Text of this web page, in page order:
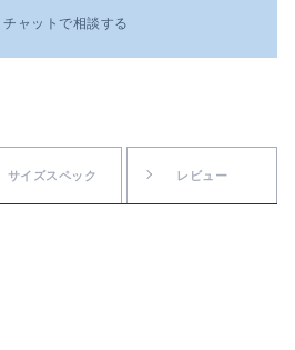
チャットで相談する
サイズスペック レビュー